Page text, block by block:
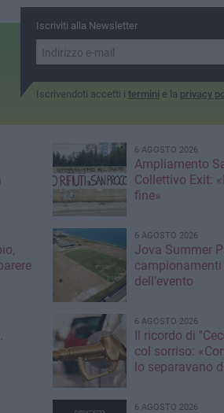
Iscriviti alla Newsletter
Iscrivendoti accetti i termini e la privacy
6 AGOSTO 2026
Ampliamento
Collettivo Exit:
fine»
6 AGOSTO 2026
Jova Summer
campionamenti
dell'evento
6 AGOSTO 2026
Il ricordo di
col sorriso:
lo separavano
6 AGOSTO 2026